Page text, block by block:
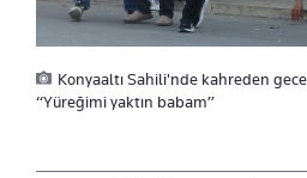
Konyaaltı Sahili'nde kahreden
“Yüreğimi yaktın babam”